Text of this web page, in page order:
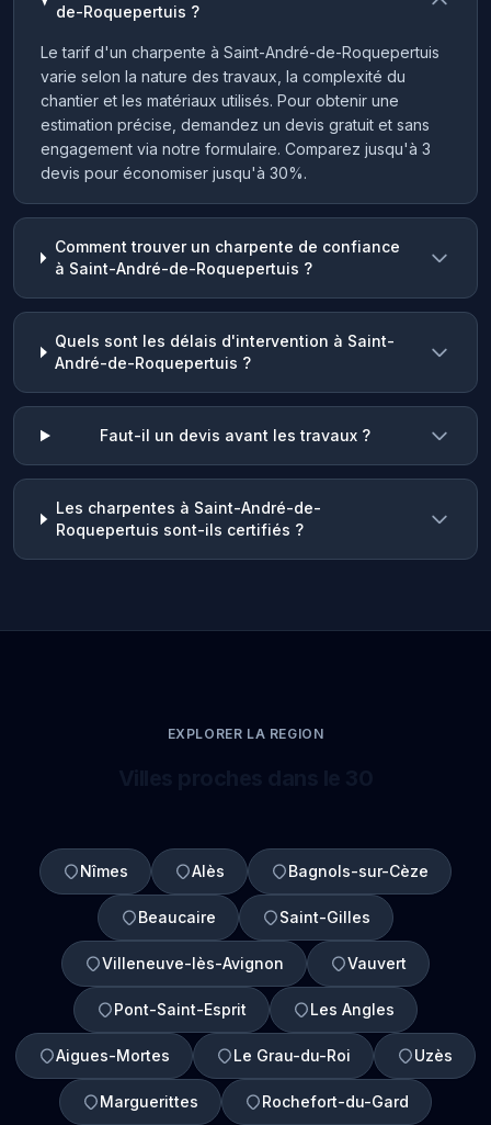
de-Roquepertuis ?
Le tarif d'un charpente à Saint-André-de-Roquepertuis
varie selon la nature des travaux, la complexité du
chantier et les matériaux utilisés. Pour obtenir une
estimation précise, demandez un devis gratuit et sans
engagement via notre formulaire. Comparez jusqu'à 3
devis pour économiser jusqu'à 30%.
Comment trouver un charpente de confiance
à Saint-André-de-Roquepertuis ?
Quels sont les délais d'intervention à Saint-
André-de-Roquepertuis ?
Faut-il un devis avant les travaux ?
Les charpentes à Saint-André-de-
Roquepertuis sont-ils certifiés ?
EXPLORER LA REGION
Nîmes Alès Bagnols-sur-Cèze
Beaucaire Saint-Gilles
Villeneuve-lès-Avignon Vauvert
Pont-Saint-Esprit Les Angles
Aigues-Mortes Le Grau-du-Roi Uzès
Marguerittes Rochefort-du-Gard